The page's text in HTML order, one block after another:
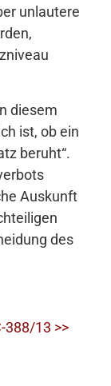
unlautere
diesem
ist, ob ein
beruht“.
Auskunft
des
388/13 >>